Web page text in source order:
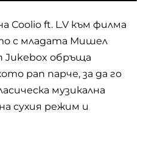
Coolio ft. L.V към филма
с младата Мишел
Jukebox обръща
рап парче, за да го
музикална
сухия режим и